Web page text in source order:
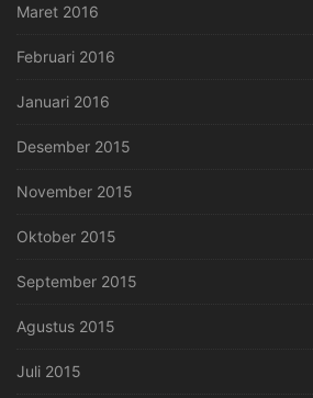
Maret 2016
Februari 2016
Januari 2016
Desember 2015
November 2015
Oktober 2015
September 2015
Agustus 2015
Juli 2015